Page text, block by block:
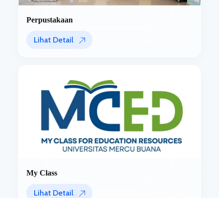
Perpustakaan
Lihat Detail
My Class
Lihat Detail